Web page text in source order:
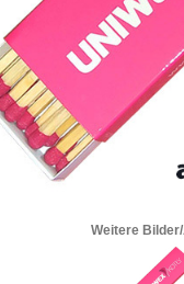
Weitere